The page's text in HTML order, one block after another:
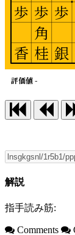
評価値 -
歩
銀
歩
角
桂
歩
香
解説
指手読み筋:
Comments